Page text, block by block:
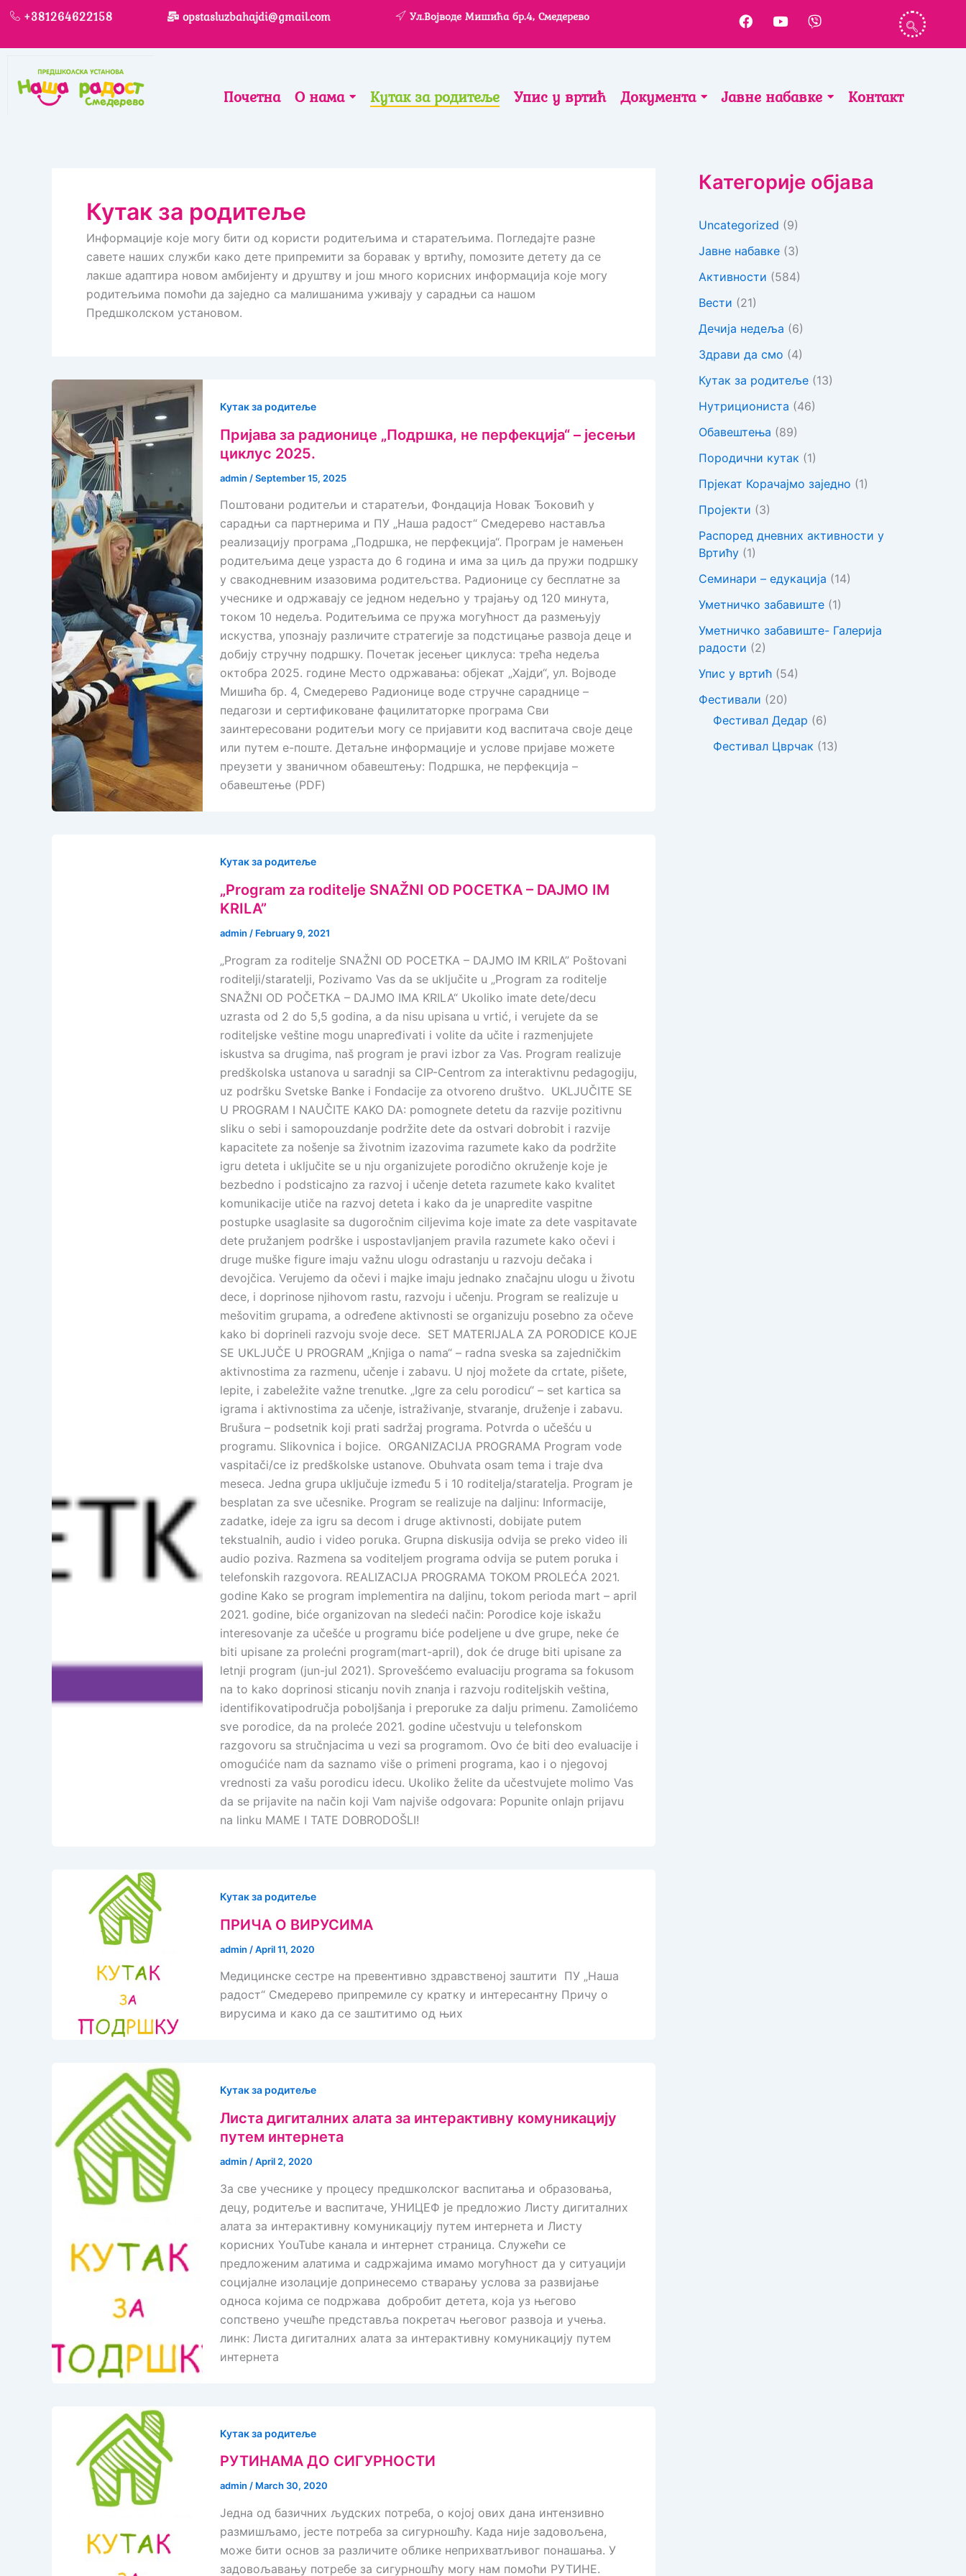
Skip
content
+381264622158 opstasluzbahajdi@gmail.com Ул.Војводе Мишића бр.4, Смедерево
F
a
o
Y
o
e
V
i
Почетна О нама Кутак за родитеље Упис у вртић Документа Јавне набавке Контакт
Кутак за родитеље
Информације које могу бити од користи родитељима и старатељима. Погледајте разне
савете наших служби како дете припремити за боравак у вртићу, помозите детету да се
лакше адаптира новом амбијенту и друштву и још много корисних информација које могу
родитељима помоћи да заједно са малишанима уживају у сарадњи са нашом
Предшколском установом.
Кутак за родитеље
Пријава за радионице „Подршка, не перфекција“ – јесењи
циклус 2025.
admin /September 15, 2025
Поштовани родитељи и старатељи, Фондација Новак Ђоковић у
сарадњи са партнерима и ПУ „Наша радост“ Смедерево наставља
реализацију програма „Подршка, не перфекција“. Програм је намењен
родитељима деце узраста до 6 година и има за циљ да пружи подршку
у свакодневним изазовима родитељства. Радионице су бесплатне за
учеснике и одржавају се једном недељно у трајању од 120 минута,
током 10 недеља. Родитељима се пружа могућност да размењују
искуства, упознају различите стратегије за подстицање развоја деце и
добију стручну подршку. Почетак јесењег циклуса: трећа недеља
октобра 2025. године Место одржавања: објекат „Хајди“, ул. Војводе
Мишића бр. 4, Смедерево‍ Радионице воде стручне сараднице –
педагози и сертификоване фацилитаторке програма Сви
заинтересовани родитељи могу се пријавити код васпитача своје деце
или путем е-поште. Детаљне информације и услове пријаве можете
преузети у званичном обавештењу: Подршка, не перфекција –
обавештење (PDF)
Кутак за родитеље
„Program za roditelje SNAŽNI OD POCETKA – DAJMO IM
KRILA”
admin / February 9, 2021
„Program za roditelje SNAŽNI OD POCETKA – DAJMO IM KRILA” Poštovani
roditelji/staratelji, Pozivamo Vas da se uključite u „Program za roditelje
SNAŽNI OD POČETKA – DAJMO IMA KRILA“ Ukoliko imate dete/decu
uzrasta od 2 do 5,5 godina, a da nisu upisana u vrtić, i verujete da se
roditeljske veštine mogu unapređivati i volite da učite i razmenjujete
iskustva sa drugima, naš program je pravi izbor za Vas. Program realizuje
predškolska ustanova u saradnji sa CIP-Centrom za interaktivnu pedagogiju,
uz podršku Svetske Banke i Fondacije za otvoreno društvo. UKLJUČITE SE
U PROGRAM I NAUČITE KAKO DA: pomognete detetu da razvije pozitivnu
sliku o sebi i samopouzdanje podržite dete da ostvari dobrobit i razvije
kapacitete za nošenje sa životnim izazovima razumete kako da podržite
igru deteta i uključite se u nju organizujete porodično okruženje koje je
bezbedno i podsticajno za razvoj i učenje deteta razumete kako kvalitet
komunikacije utiče na razvoj deteta i kako da je unapredite vaspitne
postupke usaglasite sa dugoročnim ciljevima koje imate za dete vaspitavate
dete pružanjem podrške i uspostavljanjem pravila razumete kako očevi i
druge muške figure imaju važnu ulogu odrastanju u razvoju dečaka i
devojčica. Verujemo da očevi i majke imaju jednako značajnu ulogu u životu
dece, i doprinose njihovom rastu, razvoju i učenju. Program se realizuje u
mešovitim grupama, a određene aktivnosti se organizuju posebno za očeve
kako bi doprineli razvoju svoje dece. SET MATERIJALA ZA PORODICE KOJE
SE UKLJUČE U PROGRAM „Knjiga o nama“ – radna sveska sa zajedničkim
aktivnostima za razmenu, učenje i zabavu. U njoj možete da crtate, pišete,
lepite, i zabeležite važne trenutke. „Igre za celu porodicu“ – set kartica sa
igrama i aktivnostima za učenje, istraživanje, stvaranje, druženje i zabavu.
Brušura – podsetnik koji prati sadržaj programa. Potvrda o učešću u
programu. Slikovnica i bojice. ORGANIZACIJA PROGRAMA Program vode
vaspitači/ce iz predškolske ustanove. Obuhvata osam tema i traje dva
meseca. Jedna grupa uključuje između 5 i 10 roditelja/staratelja. Program je
besplatan za sve učesnike. Program se realizuje na daljinu: Informacije,
zadatke, ideje za igru sa decom i druge aktivnosti, dobijate putem
tekstualnih, audio i video poruka. Grupna diskusija odvija se preko video ili
audio poziva. Razmena sa voditeljem programa odvija se putem poruka i
telefonskih razgovora. REALIZACIJA PROGRAMA TOKOM PROLEĆA 2021.
godine Kako se program implementira na daljinu, tokom perioda mart – april
2021. godine, biće organizovan na sledeći način: Porodice koje iskažu
interesovanje za učešće u programu biće podeljene u dve grupe, neke će
biti upisane za prolećni program(mart-april), dok će druge biti upisane za
letnji program (jun-jul 2021). Sprovešćemo evaluaciju programa sa fokusom
na to kako doprinosi sticanju novih znanja i razvoju roditeljskih veština,
identifikovatipodručja poboljšanja i preporuke za dalju primenu. Zamolićemo
sve porodice, da na proleće 2021. godine učestvuju u telefonskom
razgovoru sa stručnjacima u vezi sa programom. Ovo će biti deo evaluacije i
omogućiće nam da saznamo više o primeni programa, kao i o njegovoj
vrednosti za vašu porodicu idecu. Ukoliko želite da učestvujete molimo Vas
da se prijavite na način koji Vam najviše odgovara: Popunite onlajn prijavu
na linku MAME I TATE DOBRODOŠLI!
Кутак за родитеље
ПРИЧА О ВИРУСИМА
admin /April 11, 2020
Медицинске сестре на превентивно здравственој заштити ПУ „Наша
радост“ Смедерево припремиле су кратку и интересантну Причу о
вирусима и како да се заштитимо од њих
Кутак за родитеље
Листa дигиталних алата за интерактивну комуникацију
путем интернета
admin /April 2, 2020
За све учеснике у процесу предшколског васпитања и образовања,
децу, родитеље и васпитаче, УНИЦЕФ је предложио Листу дигиталних
алата за интерактивну комуникацију путем интернета и Листу
корисних YouTube канала и интернет страница. Служећи се
предложеним алатима и садржајима имамо могућност да у ситуацији
социјалне изолације допринесемо стварању услова за развијање
односа којима се подржава добробит детета, која уз његово
сопствено учешће представља покретач његовог развоја и учења.
линк: Листа дигиталних алата за интерактивну комуникацију путем
интернета
Кутак за родитеље
РУТИНАМА ДО СИГУРНОСТИ
admin / March 30, 2020
Једна од базичних људских потреба, о којој ових дана интензивно
размишљамо, јесте потреба за сигурношћу. Када није задовољена,
може бити основ за различите облике неприхватљивог понашања. У
задовољавању потребе за сигурношћу могу нам помоћи РУТИНЕ.
Категорије објава
Uncategorized (9)
Јавне набавке (3)
Активности (584)
Вести (21)
Дечија недеља (6)
Здрави да смо (4)
Кутак за родитеље (13)
Нутрициониста (46)
Обавештења (89)
Породични кутак (1)
Прјекат Корачајмо заједно (1)
Пројекти (3)
Распоред дневних активности у
Вртићу (1)
Семинари – едукација (14)
Уметничко забавиште (1)
Уметничко забавиште- Галерија
радости (2)
Упис у вртић (54)
Фестивали (20)
Фестивал Дедар (6)
Фестивал Цврчак (13)